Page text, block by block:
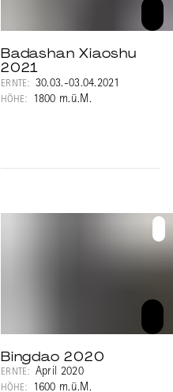
Badashan Xiaoshu
2021
ERNTE: 30.03.-03.04.2021
HÖHE: 1800 m.ü.M.
Bingdao 2020
ERNTE: April 2020
HÖHE: 1600 m.ü.M.